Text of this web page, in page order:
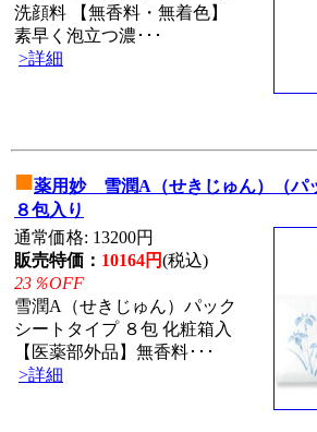
洗顔料 【無香料・無着色】
素早く泡立つ濃･･･
>詳細
■薬用妙 雪潤A（せきじゅん）（パ
８包入り
通常価格: 13200円
販売特価： 10164円(税込)
23％OFF
雪潤A（せきじゅん）パック
シートタイプ ８包 化粧箱入
【医薬部外品】無香料･･･
>詳細